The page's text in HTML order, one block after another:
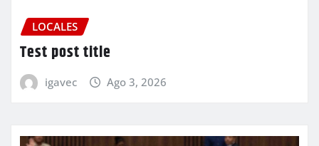
LOCALES
Test post title
igavec Ago 3, 2026